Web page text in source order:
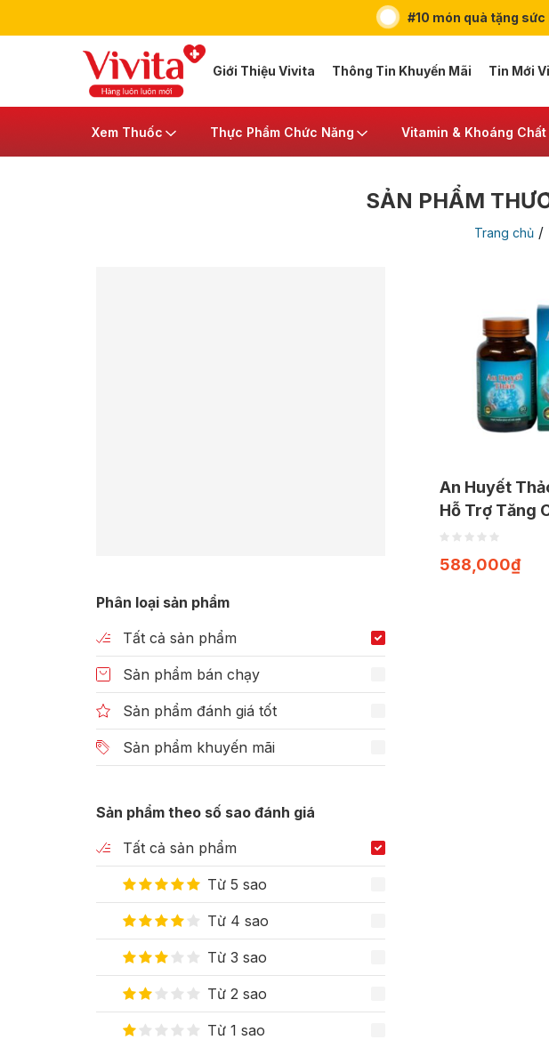
#10 món quà tặng
Giới Thiệu Vivita Thông Tin Khuyến Mãi Tin Mới
Xem Thuốc Thực Phẩm Chức Năng Vitamin & Khoáng Chất
SẢN PHẨM
Trang chủ/
Phân loại sản phẩm
Tất cả sản phẩm
Sản phẩm bán chạy
Sản phẩm đánh giá tốt
Sản phẩm khuyến mãi
Sản phẩm theo số sao đánh giá
Tất cả sản phẩm
Từ 5 sao
Từ 4 sao
Từ 3 sao
Từ 2 sao
Từ 1 sao
An Huyết
Hỗ Trợ Tăng
Hoàn Máu, Hỗ
Các Triệu
Nhức Đầu,
588,000₫